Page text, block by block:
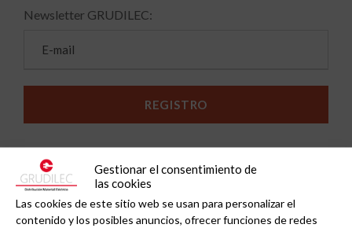
Gestionar el consentimiento de
las cookies
Las cookies de este sitio web se usan para personalizar el
contenido y los posibles anuncios, ofrecer funciones de redes
Newsletter GRUDILEC: